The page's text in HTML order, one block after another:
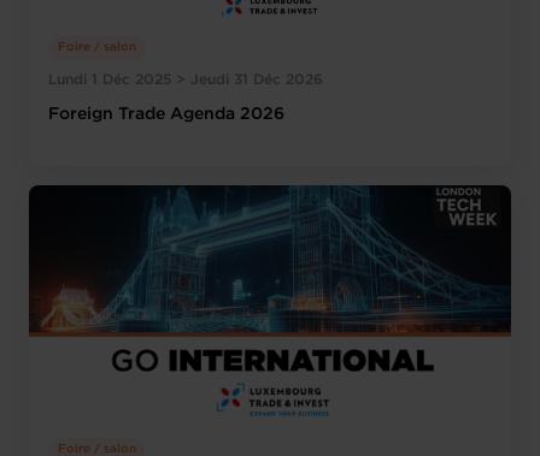
Lundi 1 Déc 2025 > Jeudi 31 Déc 2026
Foire / salon
Foreign Trade Agenda 2026
Foire / salon